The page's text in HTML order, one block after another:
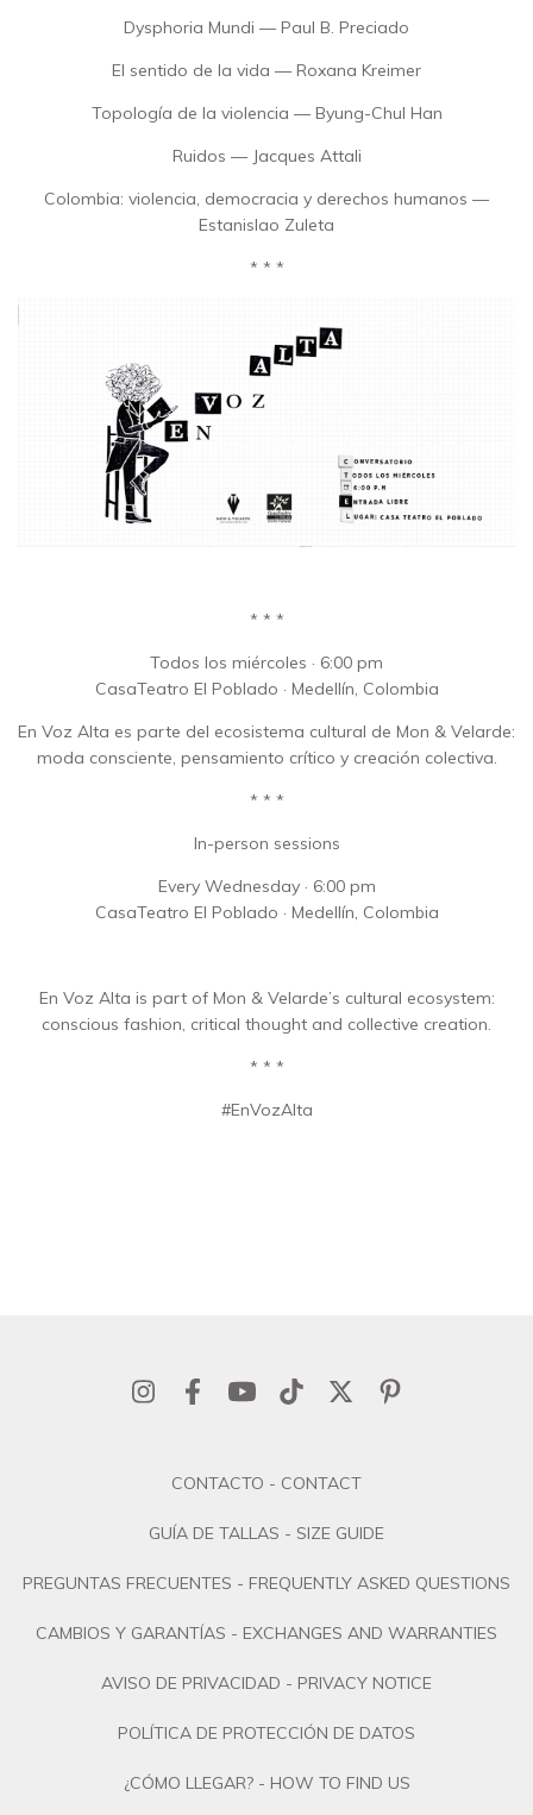
Dysphoria Mundi — Paul B. Preciado
El sentido de la vida — Roxana Kreimer
Topología de la violencia — Byung-Chul Han
Ruidos — Jacques Attali
Colombia: violencia, democracia y derechos humanos —
Estanislao Zuleta
* * *
* * *
Todos los miércoles · 6:00 pm
CasaTeatro El Poblado · Medellín, Colombia
En Voz Alta es parte del ecosistema cultural de Mon & Velarde:
moda consciente, pensamiento crítico y creación colectiva.
* * *
In-person sessions
Every Wednesday · 6:00 pm
CasaTeatro El Poblado · Medellín, Colombia
En Voz Alta is part of Mon & Velarde’s cultural ecosystem:
conscious fashion, critical thought and collective creation.
* * *
#EnVozAlta
CONTACTO - CONTACT
GUÍA DE TALLAS - SIZE GUIDE
PREGUNTAS FRECUENTES - FREQUENTLY ASKED QUESTIONS
CAMBIOS Y GARANTÍAS - EXCHANGES AND WARRANTIES
AVISO DE PRIVACIDAD - PRIVACY NOTICE
POLÍTICA DE PROTECCIÓN DE DATOS
¿CÓMO LLEGAR? - HOW TO FIND US